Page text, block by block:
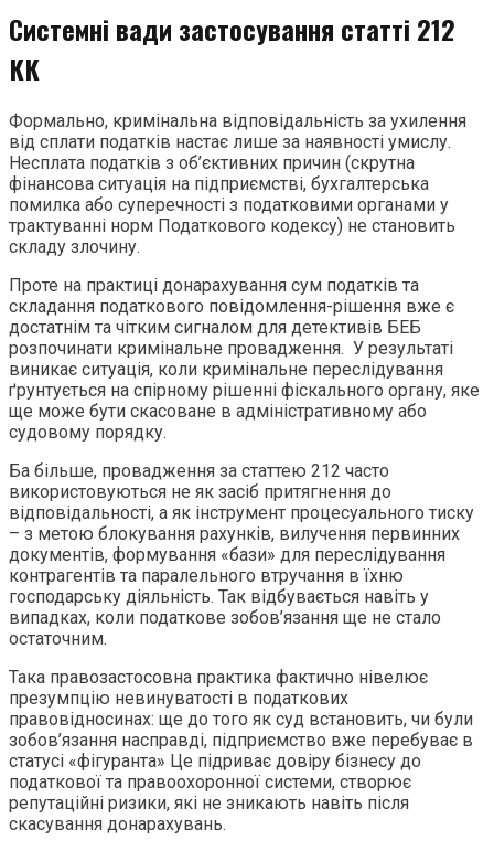
Системні вади застосування статті 212
КК
Формально, кримінальна відповідальність за ухилення
від сплати податків настає лише за наявності умислу.
Несплата податків з об’єктивних причин (скрутна
фінансова ситуація на підприємстві, бухгалтерська
помилка або суперечності з податковими органами у
трактуванні норм Податкового кодексу) не становить
складу злочину.
Проте на практиці донарахування сум податків та
складання податкового повідомлення-рішення вже є
достатнім та чітким сигналом для детективів БЕБ
розпочинати кримінальне провадження. У результаті
виникає ситуація, коли кримінальне переслідування
ґрунтується на спірному рішенні фіскального органу, яке
ще може бути скасоване в адміністративному або
судовому порядку.
Ба більше, провадження за статтею 212 часто
використовуються не як засіб притягнення до
відповідальності, а як інструмент процесуального тиску
– з метою блокування рахунків, вилучення первинних
документів, формування «бази» для переслідування
контрагентів та паралельного втручання в їхню
господарську діяльність. Так відбувається навіть у
випадках, коли податкове зобов’язання ще не стало
остаточним.
Така правозастосовна практика фактично нівелює
презумпцію невинуватості в податкових
правовідносинах: ще до того як суд встановить, чи були
зобов’язання насправді, підприємство вже перебуває в
статусі «фігуранта» Це підриває довіру бізнесу до
податкової та правоохоронної системи, створює
репутаційні ризики, які не зникають навіть після
скасування донарахувань.